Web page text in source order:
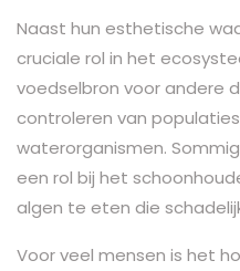
Naast hun esthetische
cruciale rol in het
voedselbron voor andere
controleren van
waterorganismen.
een rol bij het
algen te eten die
Voor veel mensen is het